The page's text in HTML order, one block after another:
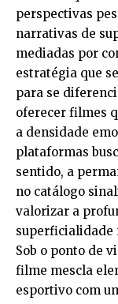
perspectivas
narrativas de
mediadas por
estratégia que
para se
oferecer filmes
a densidade
plataformas
sentido, a
no catálogo
valorizar a
superficialidade
Sob o ponto de
filme mescla
esportivo com